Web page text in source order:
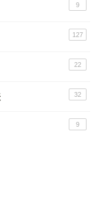
9
127
22
32
9